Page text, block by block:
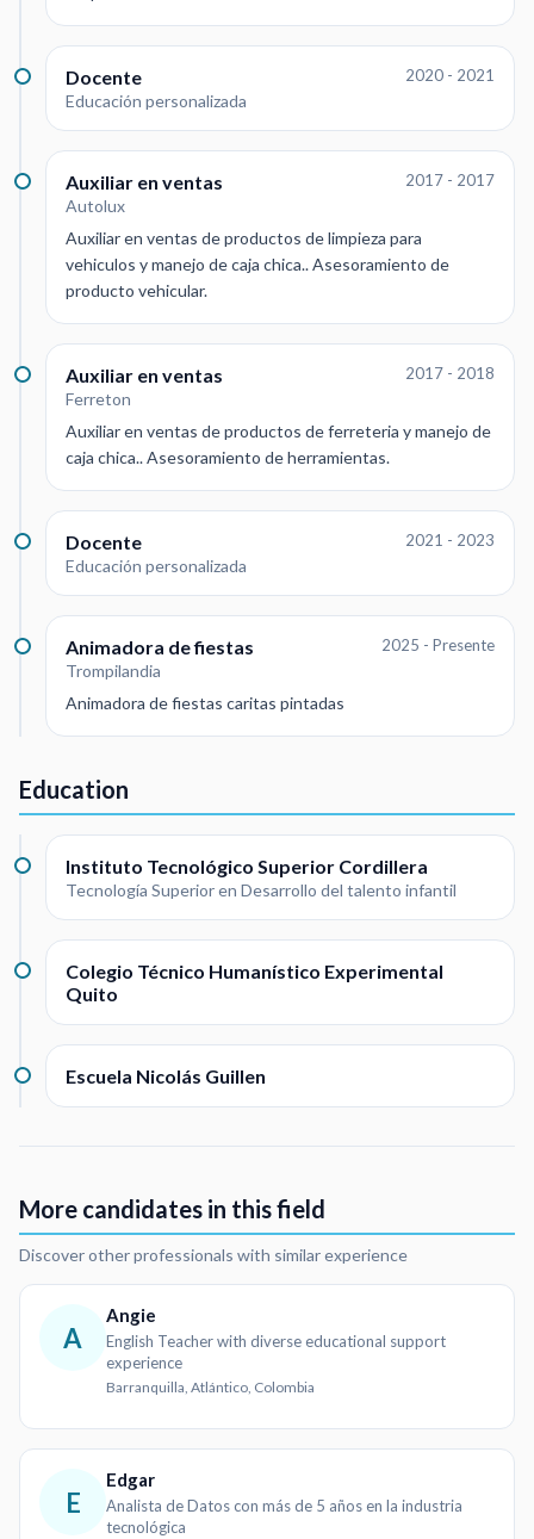
Docente
Educación personalizada
2020 - 2021
Auxiliar en ventas
Autolux
2017 - 2017
Auxiliar en ventas de productos de limpieza para
vehiculos y manejo de caja chica.. Asesoramiento de
producto vehicular.
Auxiliar en ventas
Ferreton
2017 - 2018
Auxiliar en ventas de productos de ferreteria y manejo de
caja chica.. Asesoramiento de herramientas.
Docente
Educación personalizada
2021 - 2023
Animadora de fiestas
Trompilandia
2025 - Presente
Animadora de fiestas caritas pintadas
Education
Instituto Tecnológico Superior Cordillera
Tecnología Superior en Desarrollo del talento infantil
Colegio Técnico Humanístico Experimental
Quito
Escuela Nicolás Guillen
More candidates in this field
Discover other professionals with similar experience
A
Angie
English Teacher with diverse educational support
experience
Barranquilla, Atlántico, Colombia
E
Edgar
Analista de Datos con más de 5 años en la industria
tecnológica